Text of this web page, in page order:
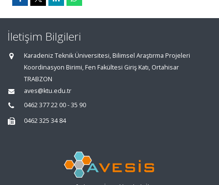
İletişim Bilgileri
Karadeniz Teknik Üniversitesi, Bilimsel Araştırma Projeleri
Koordinasyon Birimi, Fen Fakültesi Giriş Katı, Ortahisar
TRABZON
aves@ktu.edu.tr
0462 377 22 00 - 35 90
0462 325 34 84